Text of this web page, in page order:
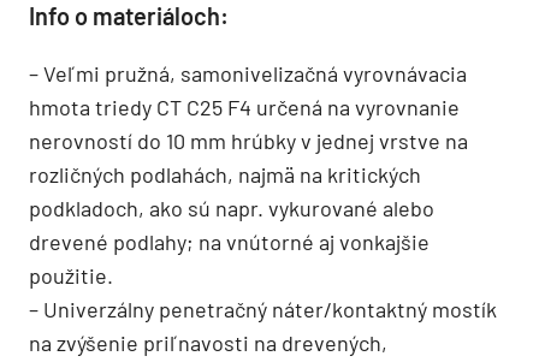
Info o materiáloch:
– Veľmi pružná, samonivelizačná vyrovnávacia
hmota triedy CT C25 F4 určená na vyrovnanie
nerovností do 10 mm hrúbky v jednej vrstve na
rozličných podlahách, najmä na kritických
podkladoch, ako sú napr. vykurované alebo
drevené podlahy; na vnútorné aj vonkajšie
použitie.
– Univerzálny penetračný náter/kontaktný mostík
na zvýšenie priľnavosti na drevených,